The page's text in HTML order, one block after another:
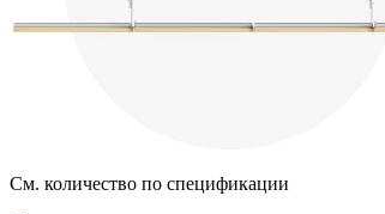
См. количество по спецификации